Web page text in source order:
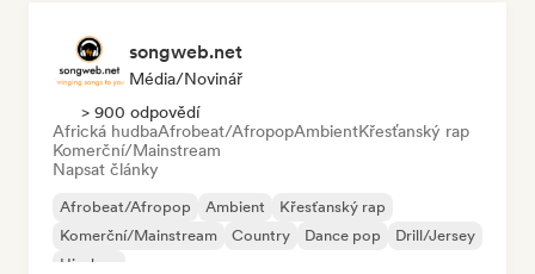
songweb.net
Média/novinář
> 900 odpovědí
Africká hudbaAfrobeat/AfropopAmbientKřesťanský rap
Komerční/Mainstream
Napsat články
Afrobeat/Afropop Ambient
Křesťanský rap
Komerční/Mainstream
Country Dance pop
Drill/Jersey
Hip-hop